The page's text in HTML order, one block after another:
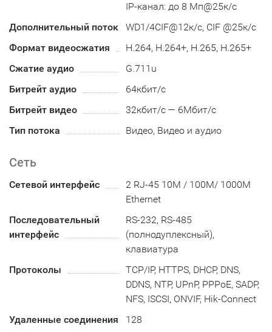
IP-канал: до 8 Мп@25к/с
Дополнительный поток
WD1/4CIF@12к/с, CIF @25к/с
Формат видеосжатия
H.264, H.264+, H.265, H.265+
Сжатие аудио
G.711u
Битрейт аудио
64кбит/с
Битрейт видео
32кбит/с — 6Мбит/с
Тип потока
Видео, Видео и аудио
Сеть
Сетевой интерфейс
2 RJ-45 10M / 100M/ 1000M
Ethernet
Последовательный
интерфейс
RS-232, RS-485
(полнодуплексный),
клавиатура
Протоколы
TCP/IP, HTTPS, DHCP, DNS,
DDNS, NTP, UPnP, PPPoE, SADP,
NFS, ISCSI, ONVIF, Hik-Connect
Удаленные соединения
128